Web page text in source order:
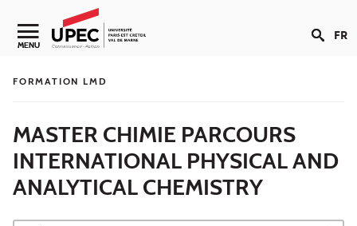
Aller au contenu
Navigation secondaire
MENU FR
FORMATION LMD
MASTER CHIMIE PARCOURS
INTERNATIONAL PHYSICAL AND
ANALYTICAL CHEMISTRY